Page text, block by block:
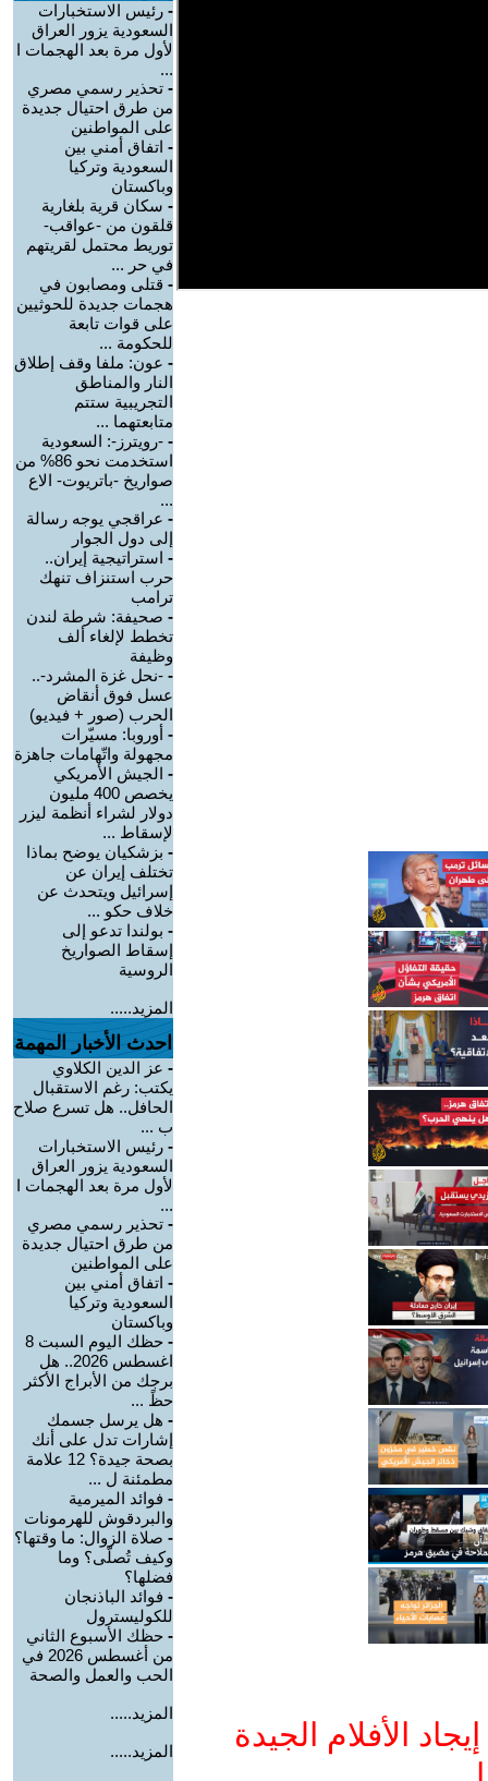
الأفلام الجيدة
- رئيس الاستخبارات
السعودية يزور العراق
لأول مرة بعد الهجمات ا
...
- تحذير رسمي مصري
من طرق احتيال جديدة
على المواطنين
- اتفاق أمني بين
السعودية وتركيا
وباكستان
- سكان قرية بلغارية
قلقون من -عواقب-
توريط محتمل لقريتهم
في حر ...
- قتلى ومصابون في
هجمات جديدة للحوثيين
على قوات تابعة
للحكومة ...
- عون: ملفا وقف إطلاق
النار والمناطق
التجريبية ستتم
متابعتهما ...
- -رويترز-: السعودية
استخدمت نحو 86% من
صواريخ -باتريوت- الاع
...
- عراقجي يوجه رسالة
إلى دول الجوار
- استراتيجية إيران..
حرب استنزاف تنهك
ترامب
- صحيفة: شرطة لندن
تخطط لإلغاء ألف
وظيفة
- -نحل غزة المشرد-..
عسل فوق أنقاض
الحرب (صور + فيديو)
- أوروبا: مسيّرات
مجهولة واتّهامات جاهزة
- الجيش الأمريكي
يخصص 400 مليون
دولار لشراء أنظمة ليزر
لإسقاط ...
- بزشكيان يوضح بماذا
تختلف إيران عن
إسرائيل ويتحدث عن
خلاف حكو ...
- بولندا تدعو إلى
إسقاط الصواريخ
الروسية
المزيد.....
احدث الأخبار المهمة
- عز الدين الكلاوي
يكتب: رغم الاستقبال
الحافل.. هل تسرع صلاح
ب ...
- رئيس الاستخبارات
السعودية يزور العراق
لأول مرة بعد الهجمات ا
...
- تحذير رسمي مصري
من طرق احتيال جديدة
على المواطنين
- اتفاق أمني بين
السعودية وتركيا
وباكستان
-
حظك اليوم السبت 8
اغسطس 2026.. هل
برجك من الأبراج الأكثر
حظً ...
- هل يرسل جسمك
إشارات تدل على أنك
بصحة جيدة؟ 12 علامة
مطمئنة ل ...
- فوائد الميرمية
والبردقوش للهرمونات
- صلاة الزوال: ما وقتها؟
وكيف تُصلّى؟ وما
فضلها؟
- فوائد الباذنجان
للكوليسترول
- حظك الأسبوع الثاني
من أغسطس 2026 في
الحب والعمل والصحة
المزيد.....
المزيد.....